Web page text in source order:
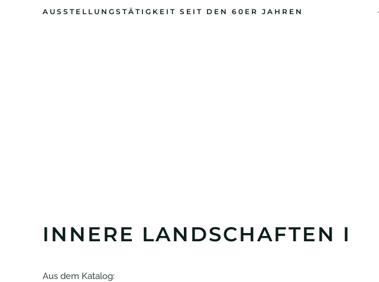
AUSSTELLUNGSTÄTIGKEIT SEIT DEN 60ER JAHREN
INNERE LANDSCHAFTEN I
Aus dem Katalog: